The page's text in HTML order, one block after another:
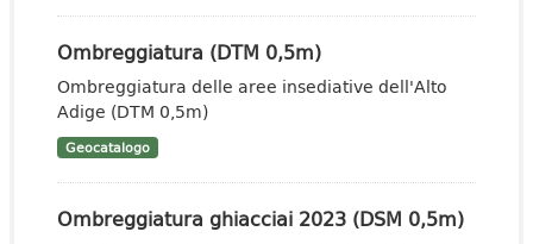
Ombreggiatura (DTM 0,5m)
Ombreggiatura delle aree insediative dell'Alto
Adige (DTM 0,5m)
Geocatalogo
Ombreggiatura ghiacciai 2023 (DSM 0,5m)